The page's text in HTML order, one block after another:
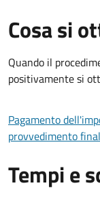
Cosa si
Quando il
positivamente si
Pagamento
provvedimento
Tempi e